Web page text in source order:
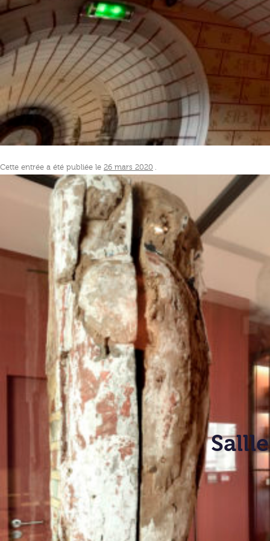
Cette entrée a été publiée le 26 mars 2020